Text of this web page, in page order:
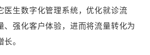
医生数字化管理系统，优化就诊流
、强化客户体验，进而将流量转化为
。